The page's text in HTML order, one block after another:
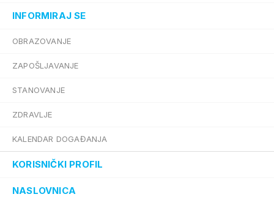
INFORMIRAJ SE
OBRAZOVANJE
ZAPOŠLJAVANJE
STANOVANJE
ZDRAVLJE
KALENDAR DOGAĐANJA
KORISNIČKI PROFIL
NASLOVNICA